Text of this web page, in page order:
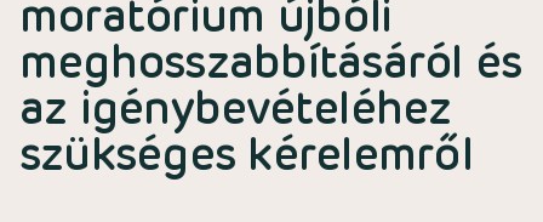
moratórium újbóli
meghosszabbításáról és
az igénybevételéhez
szükséges kérelemről